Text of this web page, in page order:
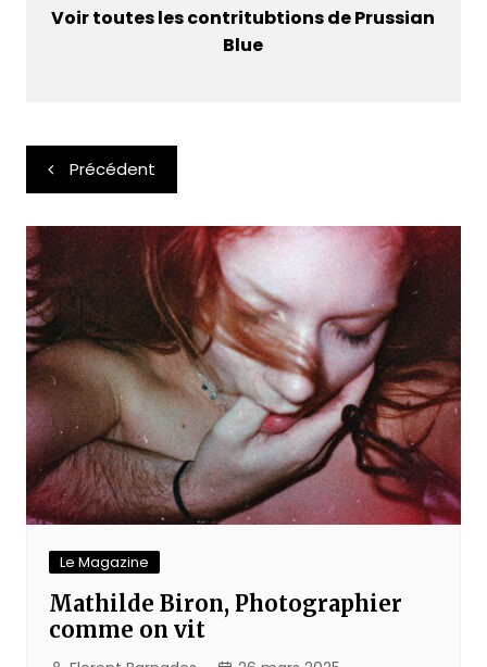
Voir toutes les contritubtions de Prussian
Blue
Navigation
de
l’article
Précédent
Le Magazine
Mathilde Biron, Photographier
comme on vit